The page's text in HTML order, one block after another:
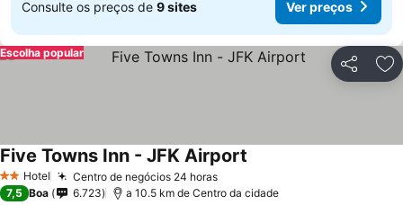
Consulte os preços de 9 sites Ver preços
Partilhar
Escolha popular
2 Estrelas
Hotel Centro de negócios 24 horas
Five Towns Inn - JFK Airport
7,5 Boa 6.723 a 10.5 km de Centro da cidade